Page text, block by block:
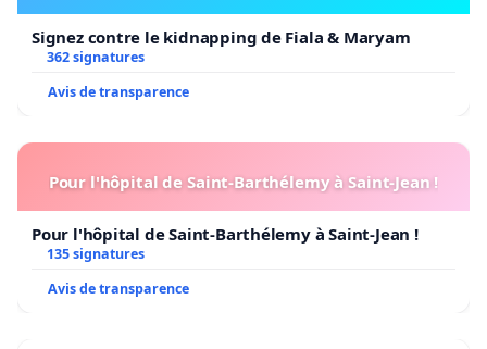
Signez contre le kidnapping de Fiala & Maryam
362 signatures
Avis de transparence
Pour l'hôpital de Saint-Barthélemy à Saint-Jean !
Pour l'hôpital de Saint-Barthélemy à Saint-Jean !
135 signatures
Avis de transparence